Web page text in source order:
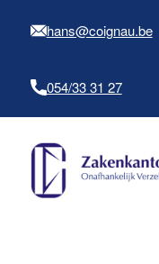
hans@coignau.be
054/33 31 27